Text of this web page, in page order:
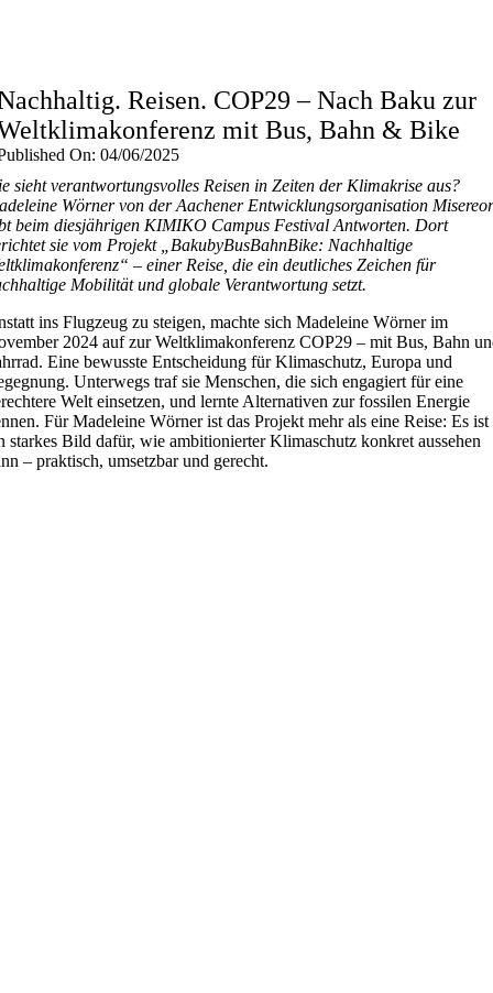
Reisen. COP29 – Nach Baku zur
mit Bus, Bahn & Bike
On: 04/06/2025
sieht verantwortungsvolles Reisen in Zeiten der Klimakrise aus?
Wörner von der Aachener Entwicklungsorganisation Misereor
beim diesjährigen KIMIKO Campus Festival Antworten. Dort
sie vom Projekt „BakubyBusBahnBike: Nachhaltige
– einer Reise, die ein deutliches Zeichen für
Mobilität und globale Verantwortung setzt.
ins Flugzeug zu steigen, machte sich Madeleine Wörner im
2024 auf zur Weltklimakonferenz COP29 – mit Bus, Bahn
Eine bewusste Entscheidung für Klimaschutz, Europa und
Unterwegs traf sie Menschen, die sich engagiert für eine
Welt einsetzen, und lernte Alternativen zur fossilen Energie
Für Madeleine Wörner ist das Projekt mehr als eine Reise: Es ist
starkes Bild dafür, wie ambitionierter Klimaschutz konkret aussehen
– praktisch, umsetzbar und gerecht.